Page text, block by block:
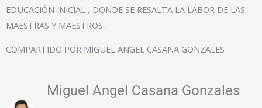
EDUCACIÓN INICIAL , DONDE SE RESALTA LA LABOR DE LAS
MAESTRAS Y MAESTROS .
COMPARTIDO POR MIGUEL ANGEL CASANA GONZALES
Miguel Angel Casana Gonzales